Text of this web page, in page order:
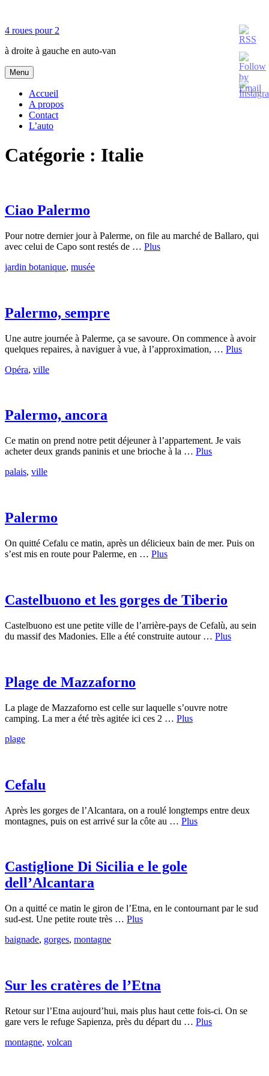
contenu
4 roues pour 2
à droite à gauche en auto-van
Menu
Accueil
A propos
Contact
L’auto
Catégorie : Italie
Ciao Palermo
Pour notre dernier jour à Palerme, on file au marché de Ballaro, qui
avec celui de Capo sont restés de … Plus
jardin botanique, musée
Palermo, sempre
Une autre journée à Palerme, ça se savoure. On commence à avoir
quelques repaires, à naviguer à vue, à l’approximation, … Plus
Opéra, ville
Palermo, ancora
Ce matin on prend notre petit déjeuner à l’appartement. Je vais
acheter deux grands paninis et une brioche à la … Plus
palais, ville
Palermo
On quitté Cefalu ce matin, après un délicieux bain de mer. Puis on
s’est mis en route pour Palerme, en … Plus
Castelbuono et les gorges de Tiberio
Castelbuono est une petite ville de l’arrière-pays de Cefalù, au sein
du massif des Madonies. Elle a été construite autour … Plus
Plage de Mazzaforno
La plage de Mazzaforno est celle sur laquelle s’ouvre notre
camping. La mer a été très agitée ici ces 2 … Plus
plage
Cefalu
Après les gorges de l’Alcantara, on a roulé longtemps entre deux
montagnes, puis on est arrivé sur la côte au … Plus
Castiglione Di Sicilia e le gole
dell’Alcantara
On a quitté ce matin le giron de l’Etna, en le contournant par le sud
sud-est. Une petite route très … Plus
baignade, gorges, montagne
Sur les cratères de l’Etna
Retour sur l’Etna aujourd’hui, mais plus haut cette fois-ci. On se
gare vers le refuge Sapienza, près du départ du … Plus
montagne, volcan